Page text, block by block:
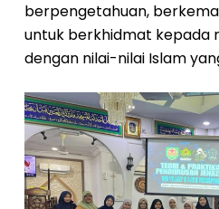
berpengetahuan,
untuk berkhidmat kepada
dengan nilai-nilai Islam